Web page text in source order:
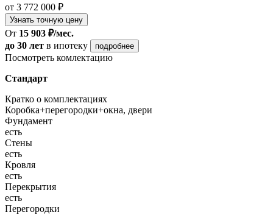
от 3 772 000 ₽
Узнать точную цену
От 15 903 ₽/мес.
до 30 лет в ипотеку подробнее
Посмотреть комлектацию
Стандарт
Кратко о комплектациях
Коробка+перегородки+окна, двери
Фундамент
есть
Стены
есть
Кровля
есть
Перекрытия
есть
Перегородки